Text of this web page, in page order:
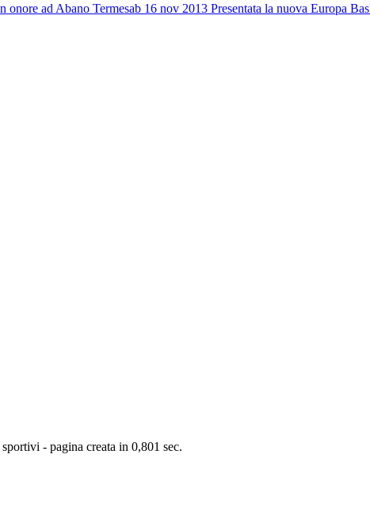
onore ad Abano Termesab 16 nov 2013 Presentata la nuova Europa
- pagina creata in 0,801 sec.